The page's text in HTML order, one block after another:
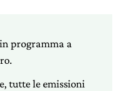
programma a
tutte le emissioni